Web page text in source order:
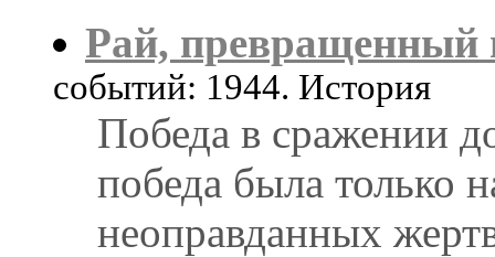
Рай, превращенный
событий: 1944. История
Победа в сражении
победа была только
неоправданных